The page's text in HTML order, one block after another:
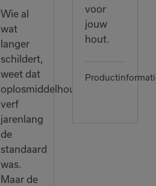
Wie al
wat
langer
schildert,
weet dat
oplosmiddelhoudende
verf
jarenlang
de
standaard
was.
Maar de
voor
jouw
hout.